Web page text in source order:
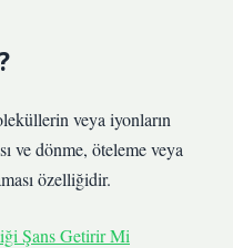
veya iyonların
ve dönme, öteleme veya
özelliğidir.
Şans Getirir Mi